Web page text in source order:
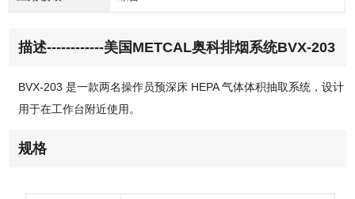
描述------------美国METCAL奥科排烟系统BVX-203
BVX-203 是一款两名操作员预深床 HEPA 气体体积抽取系统，设计
用于在工作台附近使用。
规格